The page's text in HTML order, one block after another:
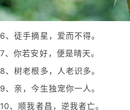
6、徒手摘星，爱而不得。
7、你若安好，便是晴天。
8、树老根多，人老识多。
9、亲，今生独宠你一人。
10、顺我者昌，逆我者亡。